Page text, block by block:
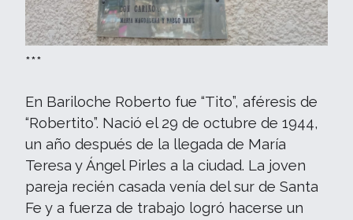
***
En Bariloche Roberto fue “Tito”, aféresis de
“Robertito”. Nació el 29 de octubre de 1944,
un año después de la llegada de María
Teresa y Ángel Pirles a la ciudad. La joven
pareja recién casada venía del sur de Santa
Fe y a fuerza de trabajo logró hacerse un